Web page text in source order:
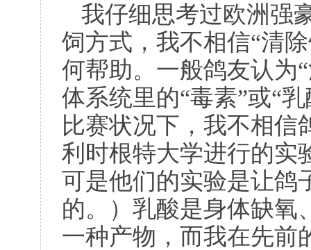
我仔细思考过欧洲强
饲方式，我不相信“清
何帮助。一般鸽友认为
体系统里的“毒素”或“
比赛状况下，我不相信
利时根特大学进行的实
可是他们的实验是让鸽
的。）乳酸是身体缺氧
一种产物，而我在先前